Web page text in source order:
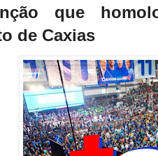
que
de Caxias